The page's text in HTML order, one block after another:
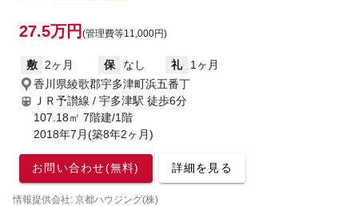
27.5万円 (管理費等11,000円)
敷 2ヶ月 保 なし 礼
1ヶ月
香川県綾歌郡宇多津町浜五番丁
ＪＲ予讃線 / 宇多津駅 徒歩6分
107.18㎡ 7階建/1階
2018年7月(築8年2ヶ月)
お問い合わせ(無料) 詳細を見る
情報提供会社: 京都ハウジング(株)